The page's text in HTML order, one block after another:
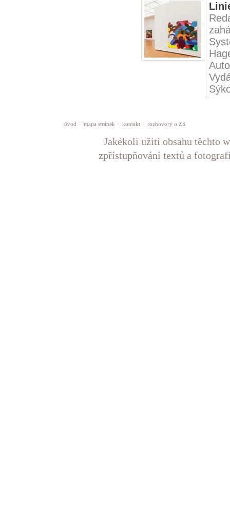
úvod · mapa stránek · kontakt · rozhovory o ZS
Jakékoli užití obsahu těchto
zpřístupňování textů a